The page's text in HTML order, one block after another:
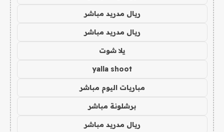
ريال مدريد مباشر
ريال مدريد مباشر
يلا شوت
yalla shoot
مباريات اليوم مباشر
برشلونة مباشر
ريال مدريد مباشر